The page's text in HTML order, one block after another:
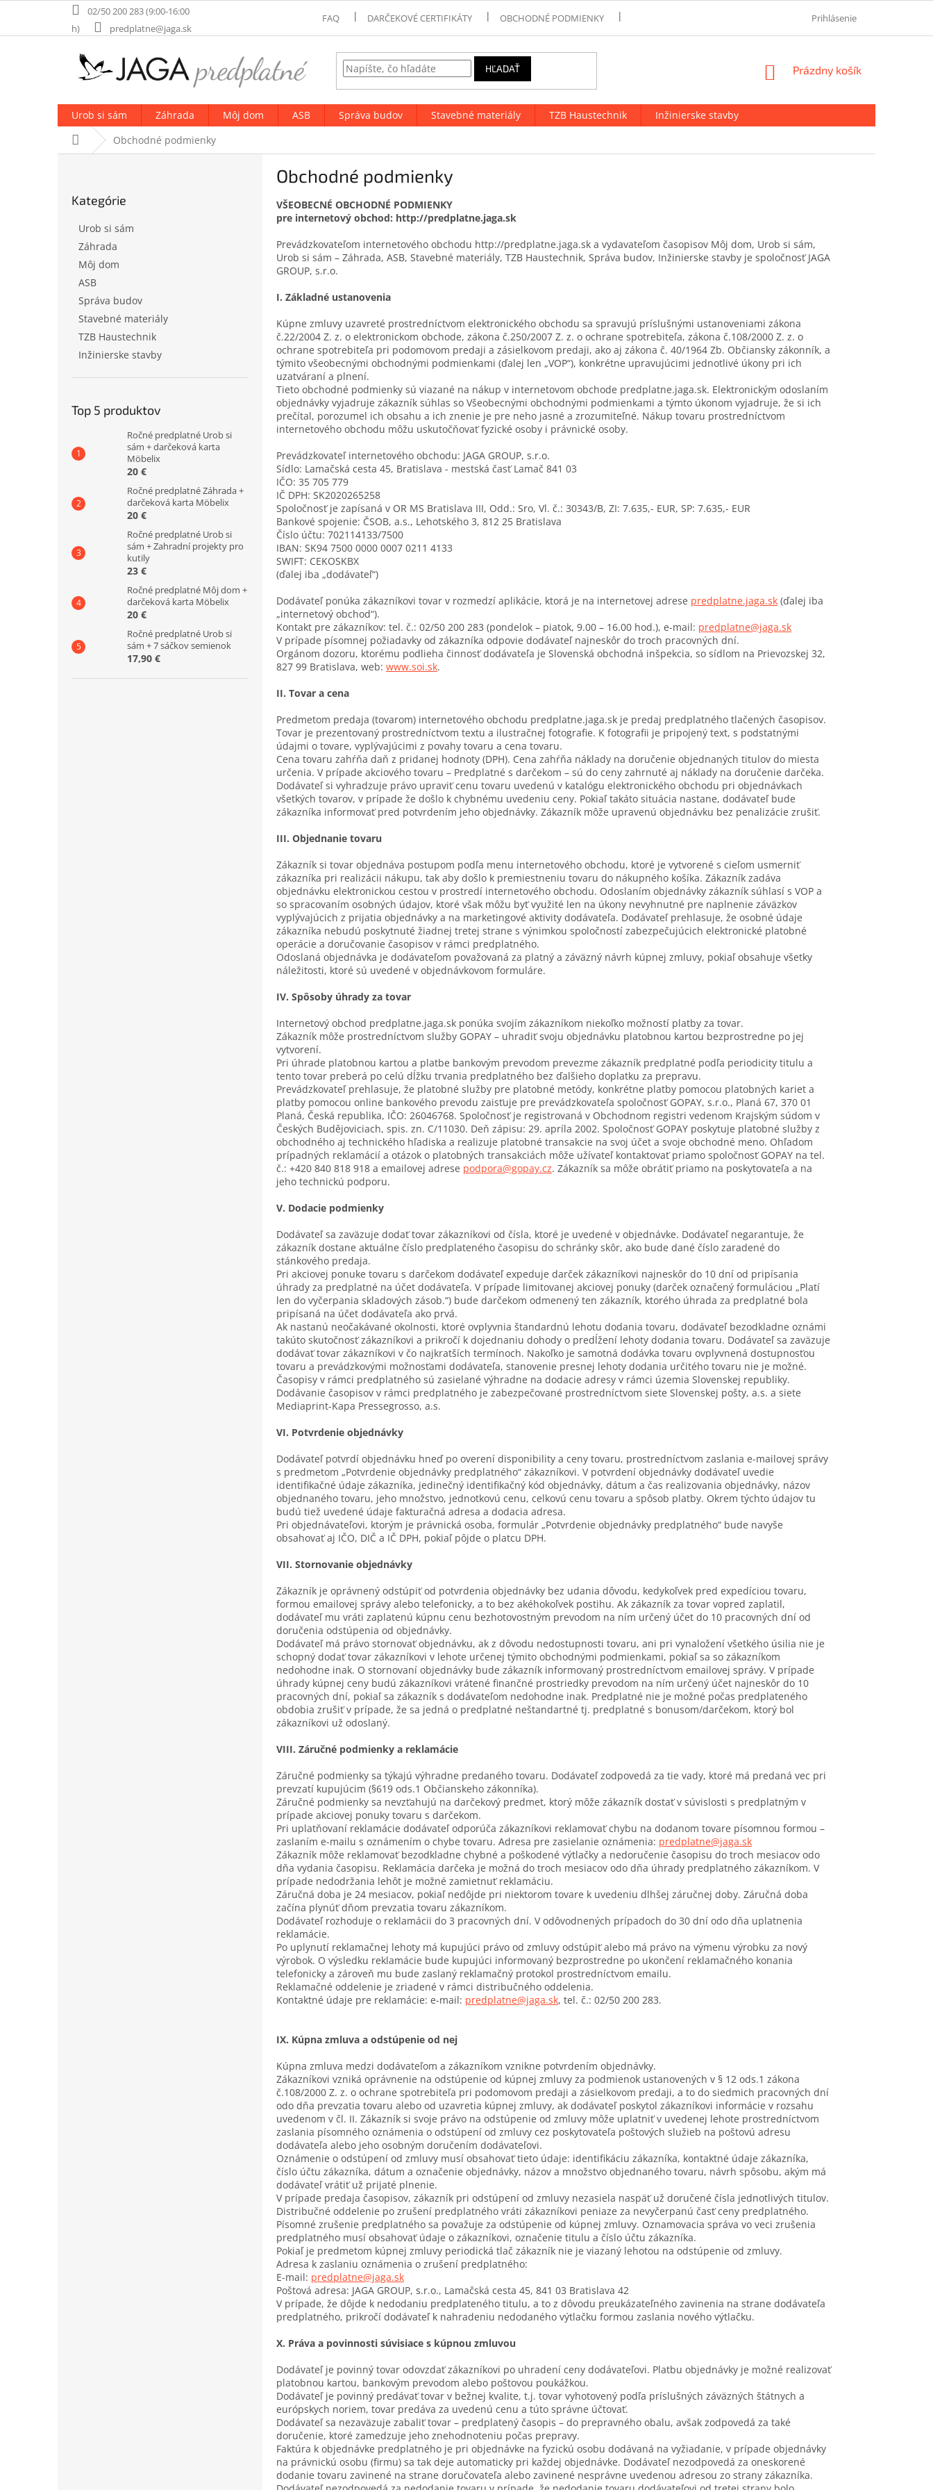
obsah
02/50 200 283 (9:00-16:00
h)
predplatne@jaga.sk
FAQ DARČEKOVÉ CERTIFIKÁTY OBCHODNÉ PODMIENKY KONTAKT O NÁS
Prihlásenie
HĽADAŤ
NÁKUPNÝ
Prázdny košík
Urob si sám Záhrada Môj dom ASB Správa budov Stavebné materiály TZB Haustechnik
Inžinierske stavby
DomovObchodné podmienky
kategórie
Kategórie
Urob si sám
Záhrada
Môj dom
ASB
Správa budov
Stavebné materiály
TZB Haustechnik
Inžinierske stavby
Top 5 produktov
Ročné predplatné Urob si
sám + darčeková karta
Möbelix
20 €
Ročné predplatné Záhrada +
darčeková karta Möbelix
20 €
Ročné predplatné Urob si
sám + Zahradní projekty pro
kutily
23 €
Ročné predplatné Môj dom +
darčeková karta Möbelix
20 €
Ročné predplatné Urob si
sám + 7 sáčkov semienok
17,90 €
Obchodné podmienky
VŠEOBECNÉ OBCHODNÉ PODMIENKY
pre internetový obchod: http://predplatne.jaga.sk
Prevádzkovateľom internetového obchodu http://predplatne.jaga.sk a vydavateľom časopisov Môj dom, Urob si sám,
Urob si sám – Záhrada, ASB, Stavebné materiály, TZB Haustechnik, Správa budov, Inžinierske stavby je spoločnosť JAGA
GROUP, s.r.o.
I. Základné ustanovenia
Kúpne zmluvy uzavreté prostredníctvom elektronického obchodu sa spravujú príslušnými ustanoveniami zákona
č.22/2004 Z. z. o elektronickom obchode, zákona č.250/2007 Z. z. o ochrane spotrebiteľa, zákona č.108/2000 Z. z. o
ochrane spotrebiteľa pri podomovom predaji a zásielkovom predaji, ako aj zákona č. 40/1964 Zb. Občiansky zákonník, a
týmito všeobecnými obchodnými podmienkami (ďalej len „VOP“), konkrétne upravujúcimi jednotlivé úkony pri ich
uzatváraní a plnení.
Tieto obchodné podmienky sú viazané na nákup v internetovom obchode predplatne.jaga.sk. Elektronickým odoslaním
objednávky vyjadruje zákazník súhlas so Všeobecnými obchodnými podmienkami a týmto úkonom vyjadruje, že si ich
prečítal, porozumel ich obsahu a ich znenie je pre neho jasné a zrozumiteľné. Nákup tovaru prostredníctvom
internetového obchodu môžu uskutočňovať fyzické osoby i právnické osoby.
Prevádzkovateľ internetového obchodu: JAGA GROUP, s.r.o.
Sídlo: Lamačská cesta 45, Bratislava - mestská časť Lamač 841 03
IČO: 35 705 779
IČ DPH: SK2020265258
Spoločnosť je zapísaná v OR MS Bratislava III, Odd.: Sro, Vl. č.: 30343/B, ZI: 7.635,- EUR, SP: 7.635,- EUR
Bankové spojenie: ČSOB, a.s., Lehotského 3, 812 25 Bratislava
Číslo účtu: 702114133/7500
IBAN: SK94 7500 0000 0007 0211 4133
SWIFT: CEKOSKBX
(ďalej iba „dodávateľ“)
Dodávateľ ponúka zákazníkovi tovar v rozmedzí aplikácie, ktorá je na internetovej adrese predplatne.jaga.sk (ďalej iba
„internetový obchod“).
Kontakt pre zákazníkov: tel. č.: 02/50 200 283 (pondelok – piatok, 9.00 – 16.00 hod.), e-mail: predplatne@jaga.sk
V prípade písomnej požiadavky od zákazníka odpovie dodávateľ najneskôr do troch pracovných dní.
Orgánom dozoru, ktorému podlieha činnosť dodávateľa je Slovenská obchodná inšpekcia, so sídlom na Prievozskej 32,
827 99 Bratislava, web: www.soi.sk.
II. Tovar a cena
Predmetom predaja (tovarom) internetového obchodu predplatne.jaga.sk je predaj predplatného tlačených časopisov.
Tovar je prezentovaný prostredníctvom textu a ilustračnej fotografie. K fotografii je pripojený text, s podstatnými
údajmi o tovare, vyplývajúcimi z povahy tovaru a cena tovaru.
Cena tovaru zahŕňa daň z pridanej hodnoty (DPH). Cena zahŕňa náklady na doručenie objednaných titulov do miesta
určenia. V prípade akciového tovaru – Predplatné s darčekom – sú do ceny zahrnuté aj náklady na doručenie darčeka.
Dodávateľ si vyhradzuje právo upraviť cenu tovaru uvedenú v katalógu elektronického obchodu pri objednávkach
všetkých tovarov, v prípade že došlo k chybnému uvedeniu ceny. Pokiaľ takáto situácia nastane, dodávateľ bude
zákazníka informovať pred potvrdením jeho objednávky. Zákazník môže upravenú objednávku bez penalizácie zrušiť.
III. Objednanie tovaru
Zákazník si tovar objednáva postupom podľa menu internetového obchodu, ktoré je vytvorené s cieľom usmerniť
zákazníka pri realizácii nákupu, tak aby došlo k premiestneniu tovaru do nákupného košíka. Zákazník zadáva
objednávku elektronickou cestou v prostredí internetového obchodu. Odoslaním objednávky zákazník súhlasí s VOP a
so spracovaním osobných údajov, ktoré však môžu byť využité len na úkony nevyhnutné pre naplnenie záväzkov
vyplývajúcich z prijatia objednávky a na marketingové aktivity dodávateľa. Dodávateľ prehlasuje, že osobné údaje
zákazníka nebudú poskytnuté žiadnej tretej strane s výnimkou spoločností zabezpečujúcich elektronické platobné
operácie a doručovanie časopisov v rámci predplatného.
Odoslaná objednávka je dodávateľom považovaná za platný a záväzný návrh kúpnej zmluvy, pokiaľ obsahuje všetky
náležitosti, ktoré sú uvedené v objednávkovom formuláre.
IV. Spôsoby úhrady za tovar
Internetový obchod predplatne.jaga.sk ponúka svojím zákazníkom niekoľko možností platby za tovar.
Zákazník môže prostredníctvom služby GOPAY – uhradiť svoju objednávku platobnou kartou bezprostredne po jej
vytvorení.
Pri úhrade platobnou kartou a platbe bankovým prevodom prevezme zákazník predplatné podľa periodicity titulu a
tento tovar preberá po celú dĺžku trvania predplatného bez ďalšieho doplatku za prepravu.
Prevádzkovateľ prehlasuje, že platobné služby pre platobné metódy, konkrétne platby pomocou platobných kariet a
platby pomocou online bankového prevodu zaisťuje pre prevádzkovateľa spoločnosť GOPAY, s.r.o., Planá 67, 370 01
Planá, Česká republika, IČO: 26046768. Spoločnosť je registrovaná v Obchodnom registri vedenom Krajským súdom v
Českých Budějoviciach, spis. zn. C/11030. Deň zápisu: 29. apríla 2002. Spoločnosť GOPAY poskytuje platobné služby z
obchodného aj technického hľadiska a realizuje platobné transakcie na svoj účet a svoje obchodné meno. Ohľadom
prípadných reklamácií a otázok o platobných transakciách môže užívateľ kontaktovať priamo spoločnosť GOPAY na tel.
č.: +420 840 818 918 a emailovej adrese podpora@gopay.cz. Zákazník sa môže obrátiť priamo na poskytovateľa a na
jeho technickú podporu.
V. Dodacie podmienky
Dodávateľ sa zaväzuje dodať tovar zákazníkovi od čísla, ktoré je uvedené v objednávke. Dodávateľ negarantuje, že
zákazník dostane aktuálne číslo predplateného časopisu do schránky skôr, ako bude dané číslo zaradené do
stánkového predaja.
Pri akciovej ponuke tovaru s darčekom dodávateľ expeduje darček zákazníkovi najneskôr do 10 dní od pripísania
úhrady za predplatné na účet dodávateľa. V prípade limitovanej akciovej ponuky (darček označený formuláciou „Platí
len do vyčerpania skladových zásob.“) bude darčekom odmenený ten zákazník, ktorého úhrada za predplatné bola
pripísaná na účet dodávateľa ako prvá.
Ak nastanú neočakávané okolnosti, ktoré ovplyvnia štandardnú lehotu dodania tovaru, dodávateľ bezodkladne oznámi
takúto skutočnosť zákazníkovi a prikročí k dojednaniu dohody o predĺžení lehoty dodania tovaru. Dodávateľ sa zaväzuje
dodávať tovar zákazníkovi v čo najkratších termínoch. Nakoľko je samotná dodávka tovaru ovplyvnená dostupnosťou
tovaru a prevádzkovými možnosťami dodávateľa, stanovenie presnej lehoty dodania určitého tovaru nie je možné.
Časopisy v rámci predplatného sú zasielané výhradne na dodacie adresy v rámci územia Slovenskej republiky.
Dodávanie časopisov v rámci predplatného je zabezpečované prostredníctvom siete Slovenskej pošty, a.s. a siete
Mediaprint-Kapa Pressegrosso, a.s.
VI. Potvrdenie objednávky
Dodávateľ potvrdí objednávku hneď po overení disponibility a ceny tovaru, prostredníctvom zaslania e-mailovej správy
s predmetom „Potvrdenie objednávky predplatného“ zákazníkovi. V potvrdení objednávky dodávateľ uvedie
identifikačné údaje zákazníka, jedinečný identifikačný kód objednávky, dátum a čas realizovania objednávky, názov
objednaného tovaru, jeho množstvo, jednotkovú cenu, celkovú cenu tovaru a spôsob platby. Okrem týchto údajov tu
budú tiež uvedené údaje fakturačná adresa a dodacia adresa.
Pri objednávateľovi, ktorým je právnická osoba, formulár „Potvrdenie objednávky predplatného“ bude navyše
obsahovať aj IČO, DIČ a IČ DPH, pokiaľ pôjde o platcu DPH.
VII. Stornovanie objednávky
Zákazník je oprávnený odstúpiť od potvrdenia objednávky bez udania dôvodu, kedykoľvek pred expedíciou tovaru,
formou emailovej správy alebo telefonicky, a to bez akéhokoľvek postihu. Ak zákazník za tovar vopred zaplatil,
dodávateľ mu vráti zaplatenú kúpnu cenu bezhotovostným prevodom na ním určený účet do 10 pracovných dní od
doručenia odstúpenia od objednávky.
Dodávateľ má právo stornovať objednávku, ak z dôvodu nedostupnosti tovaru, ani pri vynaložení všetkého úsilia nie je
schopný dodať tovar zákazníkovi v lehote určenej týmito obchodnými podmienkami, pokiaľ sa so zákazníkom
nedohodne inak. O stornovaní objednávky bude zákazník informovaný prostredníctvom emailovej správy. V prípade
úhrady kúpnej ceny budú zákazníkovi vrátené finančné prostriedky prevodom na ním určený účet najneskôr do 10
pracovných dní, pokiaľ sa zákazník s dodávateľom nedohodne inak. Predplatné nie je možné počas predplateného
obdobia zrušiť v prípade, že sa jedná o predplatné neštandartné tj. predplatné s bonusom/darčekom, ktorý bol
zákazníkovi už odoslaný.
VIII. Záručné podmienky a reklamácie
Záručné podmienky sa týkajú výhradne predaného tovaru. Dodávateľ zodpovedá za tie vady, ktoré má predaná vec pri
prevzatí kupujúcim (§619 ods.1 Občianskeho zákonníka).
Záručné podmienky sa nevzťahujú na darčekový predmet, ktorý môže zákazník dostať v súvislosti s predplatným v
prípade akciovej ponuky tovaru s darčekom.
Pri uplatňovaní reklamácie dodávateľ odporúča zákazníkovi reklamovať chybu na dodanom tovare písomnou formou –
zaslaním e-mailu s oznámením o chybe tovaru. Adresa pre zasielanie oznámenia: predplatne@jaga.sk
Zákazník môže reklamovať bezodkladne chybné a poškodené výtlačky a nedoručenie časopisu do troch mesiacov odo
dňa vydania časopisu. Reklamácia darčeka je možná do troch mesiacov odo dňa úhrady predplatného zákazníkom. V
prípade nedodržania lehôt je možné zamietnuť reklamáciu.
Záručná doba je 24 mesiacov, pokiaľ nedôjde pri niektorom tovare k uvedeniu dlhšej záručnej doby. Záručná doba
začína plynúť dňom prevzatia tovaru zákazníkom.
Dodávateľ rozhoduje o reklamácii do 3 pracovných dní. V odôvodnených prípadoch do 30 dní odo dňa uplatnenia
reklamácie.
Po uplynutí reklamačnej lehoty má kupujúci právo od zmluvy odstúpiť alebo má právo na výmenu výrobku za nový
výrobok. O výsledku reklamácie bude kupujúci informovaný bezprostredne po ukončení reklamačného konania
telefonicky a zároveň mu bude zaslaný reklamačný protokol prostredníctvom emailu.
Reklamačné oddelenie je zriadené v rámci distribučného oddelenia.
Kontaktné údaje pre reklamácie: e-mail: predplatne@jaga.sk, tel. č.: 02/50 200 283.
IX. Kúpna zmluva a odstúpenie od nej
Kúpna zmluva medzi dodávateľom a zákazníkom vznikne potvrdením objednávky.
Zákazníkovi vzniká oprávnenie na odstúpenie od kúpnej zmluvy za podmienok ustanovených v § 12 ods.1 zákona
č.108/2000 Z. z. o ochrane spotrebiteľa pri podomovom predaji a zásielkovom predaji, a to do siedmich pracovných dní
odo dňa prevzatia tovaru alebo od uzavretia kúpnej zmluvy, ak dodávateľ poskytol zákazníkovi informácie v rozsahu
uvedenom v čl. II. Zákazník si svoje právo na odstúpenie od zmluvy môže uplatniť v uvedenej lehote prostredníctvom
zaslania písomného oznámenia o odstúpení od zmluvy cez poskytovateľa poštových služieb na poštovú adresu
dodávateľa alebo jeho osobným doručením dodávateľovi.
Oznámenie o odstúpení od zmluvy musí obsahovať tieto údaje: identifikáciu zákazníka, kontaktné údaje zákazníka,
číslo účtu zákazníka, dátum a označenie objednávky, názov a množstvo objednaného tovaru, návrh spôsobu, akým má
dodávateľ vrátiť už prijaté plnenie.
V prípade predaja časopisov, zákazník pri odstúpení od zmluvy nezasiela naspäť už doručené čísla jednotlivých titulov.
Distribučné oddelenie po zrušení predplatného vráti zákazníkovi peniaze za nevyčerpanú časť ceny predplatného.
Písomné zrušenie predplatného sa považuje za odstúpenie od kúpnej zmluvy. Oznamovacia správa vo veci zrušenia
predplatného musí obsahovať údaje o zákazníkovi, označenie titulu a číslo účtu zákazníka.
Pokiaľ je predmetom kúpnej zmluvy periodická tlač zákazník nie je viazaný lehotou na odstúpenie od zmluvy.
Adresa k zaslaniu oznámenia o zrušení predplatného:
E-mail: predplatne@jaga.sk
Poštová adresa: JAGA GROUP, s.r.o., Lamačská cesta 45, 841 03 Bratislava 42
V prípade, že dôjde k nedodaniu predplateného titulu, a to z dôvodu preukázateľného zavinenia na strane dodávateľa
predplatného, prikročí dodávateľ k nahradeniu nedodaného výtlačku formou zaslania nového výtlačku.
X. Práva a povinnosti súvisiace s kúpnou zmluvou
Dodávateľ je povinný tovar odovzdať zákazníkovi po uhradení ceny dodávateľovi. Platbu objednávky je možné realizovať
platobnou kartou, bankovým prevodom alebo poštovou poukážkou.
Dodávateľ je povinný predávať tovar v bežnej kvalite, t.j. tovar vyhotovený podľa príslušných záväzných štátnych a
európskych noriem, tovar predáva za uvedenú cenu a túto správne účtovať.
Dodávateľ sa nezaväzuje zabaliť tovar – predplatený časopis – do prepravného obalu, avšak zodpovedá za také
doručenie, ktoré zamedzuje jeho znehodnoteniu počas prepravy.
Faktúra k objednávke predplatného je pri objednávke na fyzickú osobu dodávaná na vyžiadanie, v prípade objednávky
na právnickú osobu (firmu) sa tak deje automaticky pri každej objednávke. Dodávateľ nezodpovedá za oneskorené
dodanie tovaru zavinené na strane doručovateľa alebo zavinené nesprávne uvedenou adresou zo strany zákazníka.